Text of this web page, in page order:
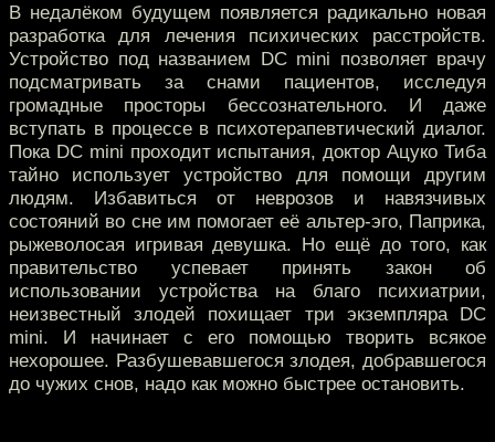
В недалёком будущем появляется радикально новая
разработка для лечения психических расстройств.
Устройство под названием DC mini позволяет врачу
подсматривать за снами пациентов, исследуя
громадные просторы бессознательного. И даже
вступать в процессе в психотерапевтический диалог.
Пока DC mini проходит испытания, доктор Ацуко Тиба
тайно использует устройство для помощи другим
людям. Избавиться от неврозов и навязчивых
состояний во сне им помогает её альтер-эго, Паприка,
рыжеволосая игривая девушка. Но ещё до того, как
правительство успевает принять закон об
использовании устройства на благо психиатрии,
неизвестный злодей похищает три экземпляра DC
mini. И начинает с его помощью творить всякое
нехорошее. Разбушевавшегося злодея, добравшегося
до чужих снов, надо как можно быстрее остановить.